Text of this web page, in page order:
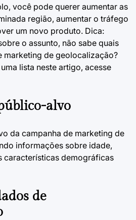
você pode querer aumentar as
região, aumentar o tráfego
um novo produto. Dica:
o assunto, não sabe quais
marketing de geolocalização?
lista neste artigo, acesse
alvo
da campanha de marketing de
informações sobre idade,
características demográficas
de